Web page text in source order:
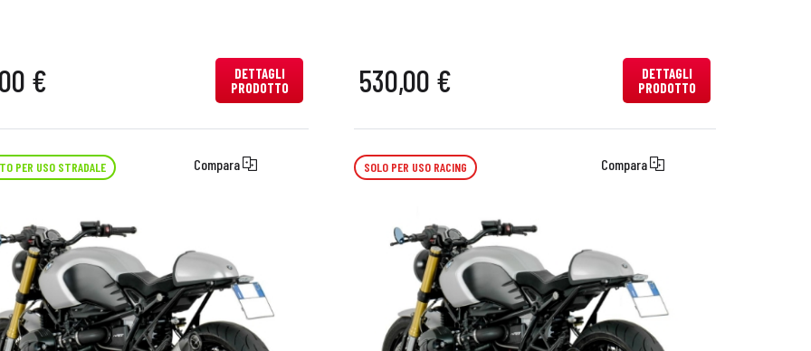
€
DETTAGLI
PRODOTTO
530,00 €
DETTAGLI
PRODOTTO
PER USO STRADALE Compara SOLO PER USO RACING Compara